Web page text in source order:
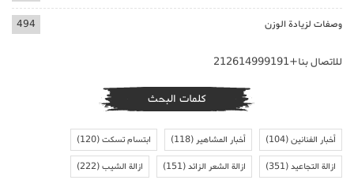
وصفات لزيادة الوزن 494
للاتصال بنا+212614999191
كلمات البحث
أخبار الفنانين(104) أخبار المشاهير(118) ابتسام تسكت(120)
ازالة التجاعيد(351) ازالة الشعر الزائد(151) ازالة الشيب(222)